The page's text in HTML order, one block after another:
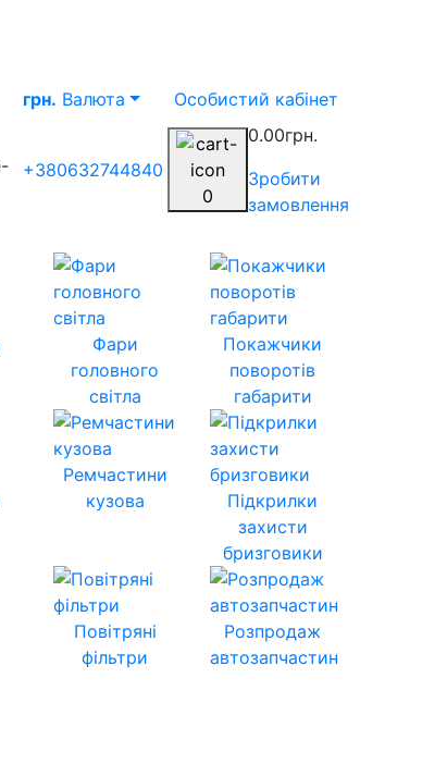
грн. Валюта Особистий кабінет
+380632744840
0
0.00грн.
Зробити
замовлення
Фари
головного
світла
Покажчики
поворотів
габарити
Ремчастини
кузова
Підкрилки
захисти
бризговики
Повітряні
фільтри
Розпродаж
автозапчастин